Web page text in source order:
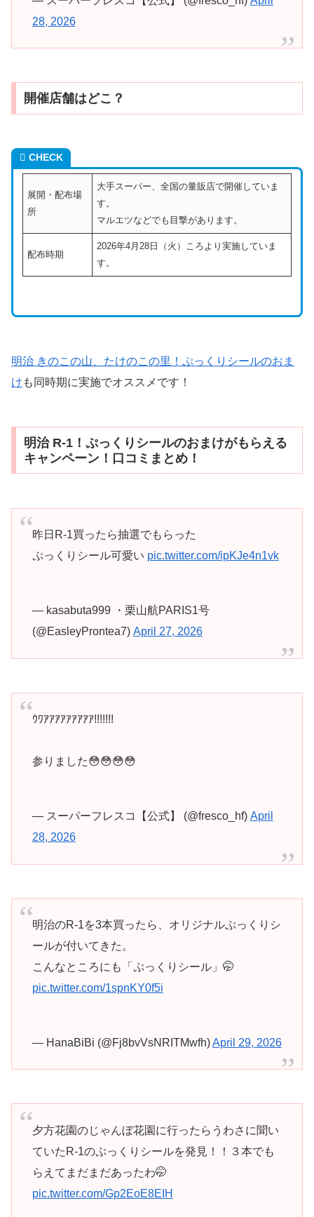
28, 2026
開催店舗はどこ？
CHECK
展開・配布場
所
大手スーパー、全国の量販店で開催していま
す。
マルエツなどでも目撃があります。
配布時期
2026年4月28日（火）ころより実施していま
す。
明治 きのこの山、たけのこの里！ぷっくりシールのおま
け も同時期に実施でオススメです！
明治 R-1！ぷっくりシールのおまけがもらえる
キャンペーン！口コミまとめ！
昨日R-1買ったら抽選でもらった
ぷっくりシール可愛い pic.twitter.com/ipKJe4n1vk
— kasabuta999 ・栗山航PARIS1号
(@EasleyProntea7) April 27, 2026
ｳﾜｱｱｱｱｱｱｱｱｱ!!!!!!!
参りました😳😳😳😳
— スーパーフレスコ【公式】 (@fresco_hf) April
28, 2026
明治のR-1を3本買ったら、オリジナルぷっくりシ
ールが付いてきた。
こんなところにも「ぷっくりシール」🤭
pic.twitter.com/1spnKY0f5i
— HanaBiBi (@Fj8bvVsNRITMwfh)April 29, 2026
夕方花園のじゃんぼ花園に行ったらうわさに聞い
ていたR-1のぷっくりシールを発見！！３本でも
らえてまだまだあったわ🤭
pic.twitter.com/Gp2EoE8EIH